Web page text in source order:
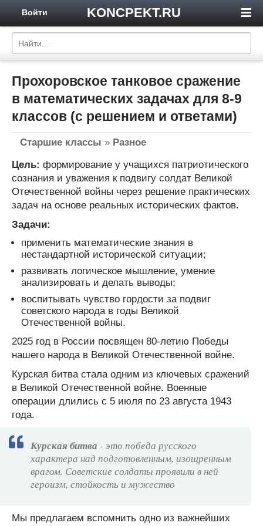
KONCPEKT.RU
Войти
Прохоровское танковое сражение
в математических задачах для 8-9
классов (с решением и ответами)
Старшие классы » Разное
Цель: формирование у учащихся патриотического
сознания и уважения к подвигу солдат Великой
Отечественной войны через решение практических
задач на основе реальных исторических фактов.
Задачи:
применить математические знания в
нестандартной исторической ситуации;
развивать логическое мышление, умение
анализировать и делать выводы;
воспитывать чувство гордости за подвиг
советского народа в годы Великой
Отечественной войны.
2025 год в России посвящен 80-летию Победы
нашего народа в Великой Отечественной войне.
Курская битва стала одним из ключевых сражений
в Великой Отечественной войне. Военные
операции длились с 5 июля по 23 августа 1943
года.
Курская битва - это победа русского
характера над подготовленным, изощренным
врагом. Советские солдаты проявили в ней
героизм, стойкость и мужество
Мы предлагаем вспомнить одно из важнейших